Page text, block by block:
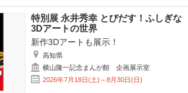
特別展 永井秀幸 とびだす！ふしぎな
3Dアートの世界
新作3Dアートも展示！
高知県
横山隆一記念まんが館 企画展示室
2026年7月18日(土)～8月30日(日)